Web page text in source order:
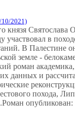
10/2021)
князя
в
В Палестине
земле -
роман
данных и
похода,